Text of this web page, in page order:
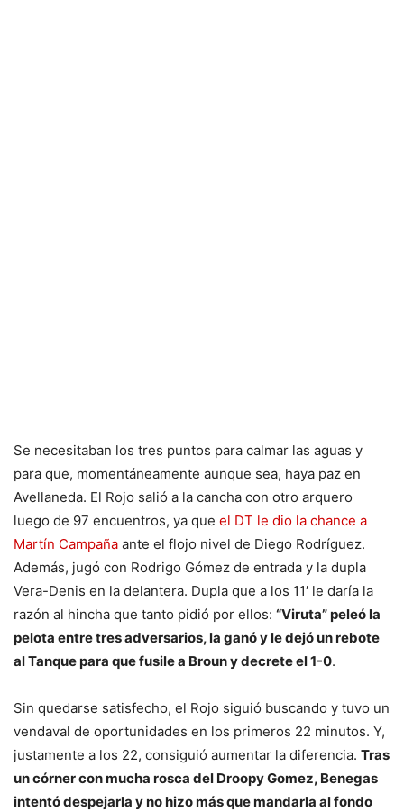
Se necesitaban los tres puntos para calmar las aguas y
para que, momentáneamente aunque sea, haya paz en
Avellaneda. El Rojo salió a la cancha con otro arquero
luego de 97 encuentros, ya que el DT le dio la chance a
Martín Campaña ante el flojo nivel de Diego Rodríguez.
Además, jugó con Rodrigo Gómez de entrada y la dupla
Vera-Denis en la delantera. Dupla que a los 11′ le daría la
razón al hincha que tanto pidió por ellos: “Viruta” peleó la
pelota entre tres adversarios, la ganó y le dejó un rebote
al Tanque para que fusile a Broun y decrete el 1-0.
Sin quedarse satisfecho, el Rojo siguió buscando y tuvo un
vendaval de oportunidades en los primeros 22 minutos. Y,
justamente a los 22, consiguió aumentar la diferencia. Tras
un córner con mucha rosca del Droopy Gomez, Benegas
intentó despejarla y no hizo más que mandarla al fondo